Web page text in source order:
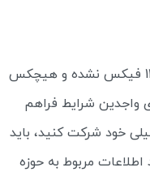
اول از همه باید حوالی بهمن ماه، یعنی وقتی که هیچ تاریخی برای زمان برگزاری کنکور 1400 فیکس نشده و هیچکس
برای واجدین شرایط فراهم
خود شرکت کنید، باید
مربوط به حوزه